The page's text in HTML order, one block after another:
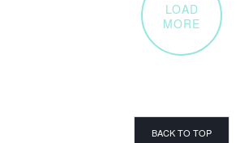
LOAD
MORE
BACK TO TOP